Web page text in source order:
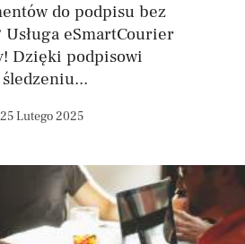
do podpisu bez
eSmartCourier
Dzięki podpisowi
25 Lutego 2025